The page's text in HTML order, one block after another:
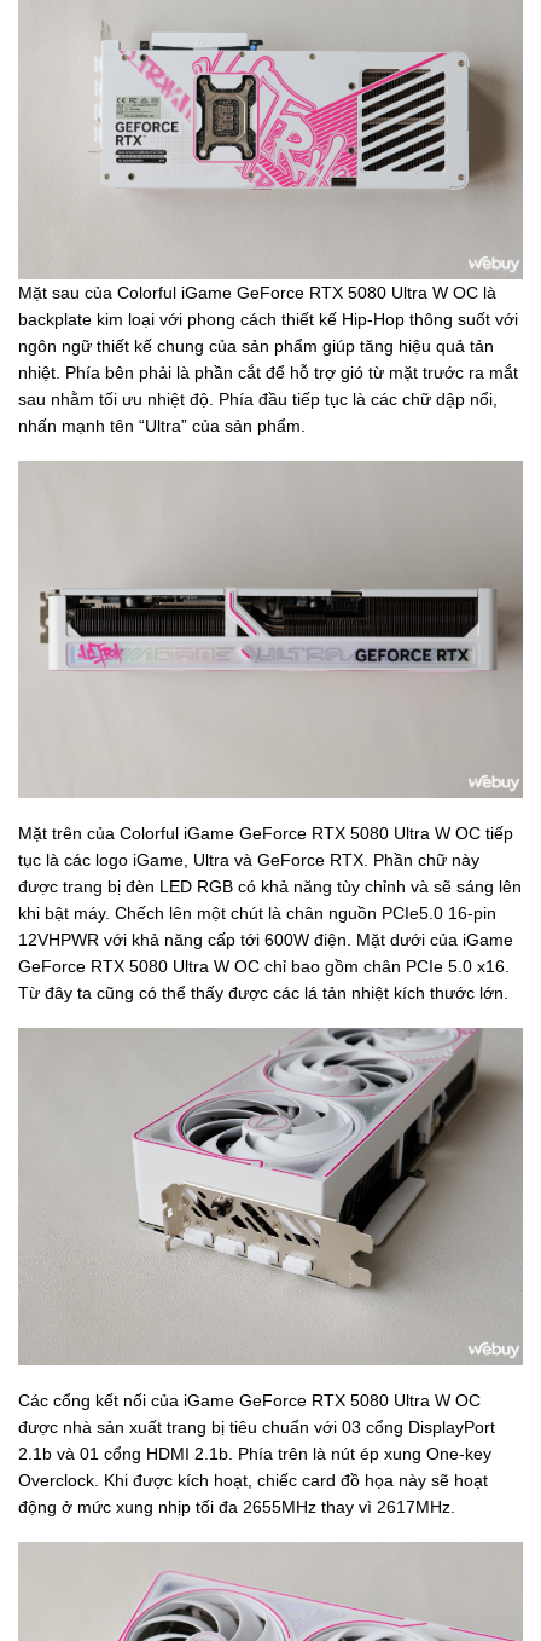
Mặt sau của Colorful iGame GeForce RTX 5080 Ultra W OC là
backplate kim loại với phong cách thiết kế Hip-Hop thông suốt với
ngôn ngữ thiết kế chung của sản phẩm giúp tăng hiệu quả tản
nhiệt. Phía bên phải là phần cắt để hỗ trợ gió từ mặt trước ra mắt
sau nhằm tối ưu nhiệt độ. Phía đầu tiếp tục là các chữ dập nổi,
nhấn mạnh tên “Ultra” của sản phẩm.
Mặt trên của Colorful iGame GeForce RTX 5080 Ultra W OC tiếp
tục là các logo iGame, Ultra và GeForce RTX. Phần chữ này
được trang bị đèn LED RGB có khả năng tùy chỉnh và sẽ sáng lên
khi bật máy. Chếch lên một chút là chân nguồn PCIe5.0 16-pin
12VHPWR với khả năng cấp tới 600W điện. Mặt dưới của iGame
GeForce RTX 5080 Ultra W OC chỉ bao gồm chân PCIe 5.0 x16.
Từ đây ta cũng có thể thấy được các lá tản nhiệt kích thước lớn.
Các cổng kết nối của iGame GeForce RTX 5080 Ultra W OC
được nhà sản xuất trang bị tiêu chuẩn với 03 cổng DisplayPort
2.1b và 01 cổng HDMI 2.1b. Phía trên là nút ép xung One-key
Overclock. Khi được kích hoạt, chiếc card đồ họa này sẽ hoạt
động ở mức xung nhịp tối đa 2655MHz thay vì 2617MHz.